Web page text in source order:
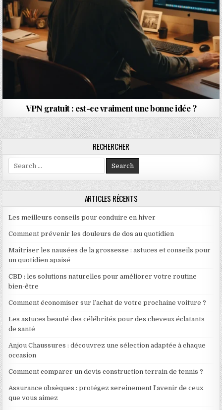
VPN gratuit : est-ce vraiment une bonne idée ?
RECHERCHER
Search for:
ARTICLES RÉCENTS
Les meilleurs conseils pour conduire en hiver
Comment prévenir les douleurs de dos au quotidien
Maîtriser les nausées de la grossesse : astuces et conseils pour
un quotidien apaisé
CBD : les solutions naturelles pour améliorer votre routine
bien-être
Comment économiser sur l’achat de votre prochaine voiture ?
Les astuces beauté des célébrités pour des cheveux éclatants
de santé
Anjou Chaussures : découvrez une sélection adaptée à chaque
occasion
Comment comparer un devis construction terrain de tennis ?
Assurance obsèques : protégez sereinement l’avenir de ceux
que vous aimez